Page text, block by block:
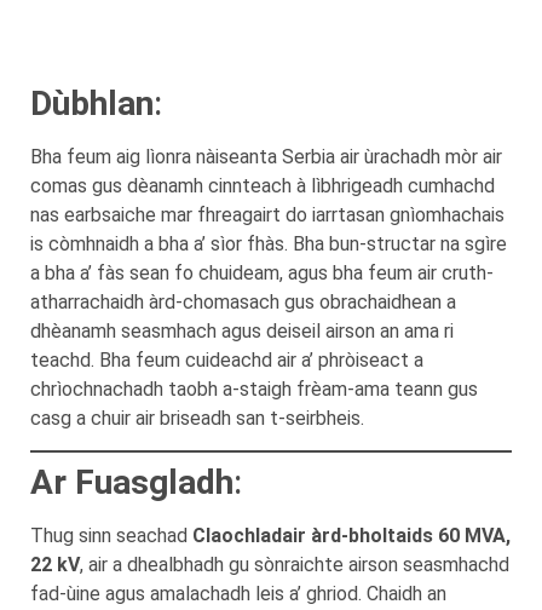
Dùbhlan:
Bha feum aig lìonra nàiseanta Serbia air ùrachadh mòr air
comas gus dèanamh cinnteach à lìbhrigeadh cumhachd
nas earbsaiche mar fhreagairt do iarrtasan gnìomhachais
is còmhnaidh a bha a’ sìor fhàs. Bha bun-structar na sgìre
a bha a’ fàs sean fo chuideam, agus bha feum air cruth-
atharrachaidh àrd-chomasach gus obrachaidhean a
dhèanamh seasmhach agus deiseil airson an ama ri
teachd. Bha feum cuideachd air a’ phròiseact a
chrìochnachadh taobh a-staigh frèam-ama teann gus
casg a chuir air briseadh san t-seirbheis.
Ar Fuasgladh:
Thug sinn seachad Claochladair àrd-bholtaids 60 MVA,
22 kV, air a dhealbhadh gu sònraichte airson seasmhachd
fad-ùine agus amalachadh leis a’ ghriod. Chaidh an